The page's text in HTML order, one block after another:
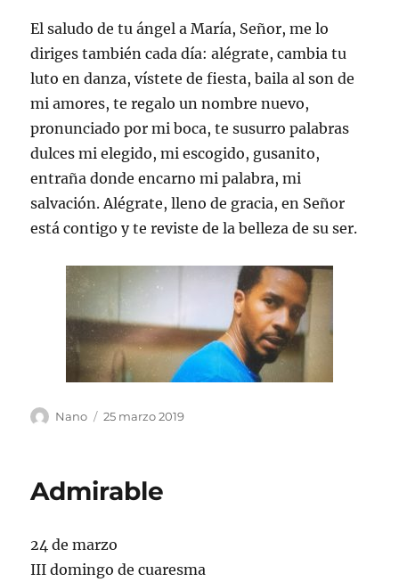
El saludo de tu ángel a María, Señor, me lo
diriges también cada día: alégrate, cambia tu
luto en danza, vístete de fiesta, baila al son de
mi amores, te regalo un nombre nuevo,
pronunciado por mi boca, te susurro palabras
dulces mi elegido, mi escogido, gusanito,
entraña donde encarno mi palabra, mi
salvación. Alégrate, lleno de gracia, en Señor
está contigo y te reviste de la belleza de su ser.
Autor
Nano
Publicado
25 marzo 2019
Admirable
24 de marzo
III domingo de cuaresma